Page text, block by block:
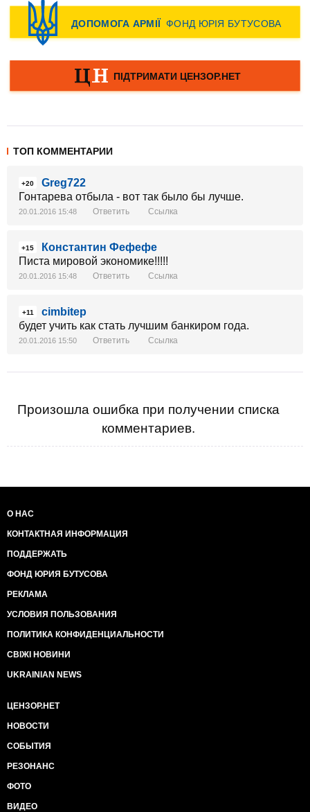
ТОП КОММЕНТАРИИ
+20
Greg722
Гонтарева отбыла - вот так было бы лучше.
20.01.2016 15:48 Ответить Ссылка
+15
Константин Фефефе
Писта мировой экономике!!!!!
20.01.2016 15:48 Ответить Ссылка
+11
cimbitep
будет учить как стать лучшим банкиром года.
20.01.2016 15:50 Ответить Ссылка
Произошла ошибка при получении списка
комментариев.
О НАС
КОНТАКТНАЯ ИНФОРМАЦИЯ
ПОДДЕРЖАТЬ
ФОНД ЮРИЯ БУТУСОВА
РЕКЛАМА
УСЛОВИЯ ПОЛЬЗОВАНИЯ
ПОЛИТИКА КОНФИДЕНЦИАЛЬНОСТИ
СВІЖІ НОВИНИ
UKRAINIAN NEWS
ЦЕНЗОР.НЕТ
НОВОСТИ
СОБЫТИЯ
РЕЗОНАНС
ФОТО
ВИДЕО